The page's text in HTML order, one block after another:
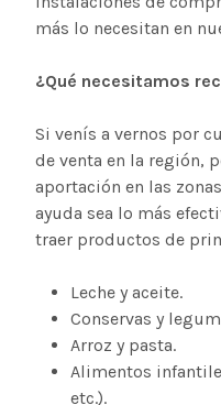
más lo necesitan en
¿Qué necesitamos
Si venís a vernos por
de venta en la región,
aportación en las
ayuda sea lo más
traer productos de
Leche y aceite.
Conservas y
Arroz y pasta.
Alimentos
etc.).